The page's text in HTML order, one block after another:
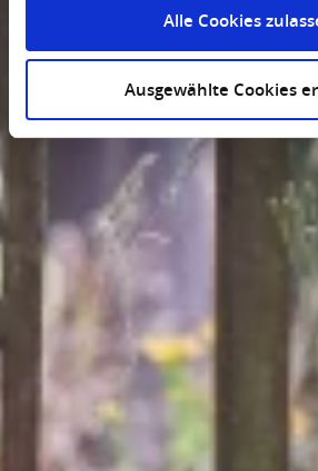
Alle Cookies
Ausgewählte Cookies